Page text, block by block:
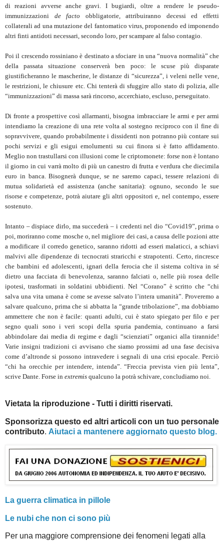
di reazioni avverse anche gravi. I bugiardi, oltre a rendere le pseudo-
immunizzazioni de facto obbligatorie, attribuiranno decessi ed effetti
collaterali ad una mutazione del fantomatico virus, proponendo ed imponendo
altri finti antidoti necessari, secondo loro, per scampare al falso contagio.
Poi il crescendo rossiniano è destinato a sfociare in una “nuova normalità” che
della passata situazione conserverà ben poco: le scuse più disparate
giustificheranno le mascherine, le distanze di “sicurezza”, i veleni nelle vene,
le restrizioni, le chiusure etc. Chi tenterà di sfuggire allo stato di polizia, alle
“immunizzazioni” di massa sarà rincorso, accerchiato, escluso, perseguitato.
Di fronte a prospettive così allarmanti, bisogna imbracciare le armi e per armi
intendiamo la creazione di una rete volta al sostegno reciproco con il fine di
sopravvivere, quando probabilmente i dissidenti non potranno più contare sui
pochi servizi e gli esigui emolumenti su cui finora si è fatto affidamento.
Meglio non trastullarsi con illusioni come le criptomonete: forse non è lontano
il giorno in cui varrà molto di più un canestro di frutta e verdura che diecimila
euro in banca. Bisognerà dunque, se ne saremo capaci, tessere relazioni di
mutua solidarietà ed assistenza (anche sanitaria): ognuno, secondo le sue
risorse e competenze, potrà aiutare gli altri oppositori e, nel contempo, essere
sostenuto.
Intanto – dispiace dirlo, ma succederà – i credenti nel dio “Covid19”, prima o
poi, moriranno come mosche o, nel migliore dei casi, a causa delle pozioni atte
a modificare il corredo genetico, saranno ridotti ad esseri malaticci, a schiavi
malvivi alle dipendenze di tecnocrati straricchi e strapotenti. Certo, rincresce
che bambini ed adolescenti, ignari della ferocia che il sistema coltiva in sé
dietro una facciata di benevolenza, saranno falciati o, nelle più rosea delle
ipotesi, trasformati in soldatini ubbidienti. Nel “Corano” è scritto che “chi
salva una vita umana è come se avesse salvato l’intera umanità”. Proveremo a
salvare qualcuno, prima che si abbatta la “grande tribolazione”, ma dobbiamo
ammettere che non è facile: quanti adulti, cui è stato spiegato per filo e per
segno quali sono i veri scopi della spuria pandemia, continuano a farsi
abbindolare dai media di regime e dagli “scienziati” organici alla tirannide!
Varie insigni tradizioni ci avvisano che siamo prossimi ad una fase decisiva
come d’altronde si possono intravedere i segnali di una crisi epocale. Perciò
“chi ha orecchie per intendere, intenda”. “Freccia prevista vien più lenta”,
scrive Dante. Forse in extremis qualcuno la potrà schivare, concludiamo noi.
Vietata la riproduzione - Tutti i diritti riservati.
Sponsorizza questo ed altri articoli con un tuo personale
contributo. Aiutaci a mantenere aggiornato questo blog.
La guerra climatica in pillole
Le nubi che non ci sono più
Per una maggiore comprensione dei fenomeni legati alla